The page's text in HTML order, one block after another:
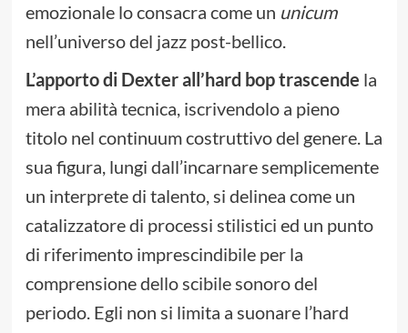
emozionale lo consacra come un unicum
nell’universo del jazz post-bellico.
L’apporto di Dexter all’hard bop trascende la
mera abilità tecnica, iscrivendolo a pieno
titolo nel continuum costruttivo del genere. La
sua figura, lungi dall’incarnare semplicemente
un interprete di talento, si delinea come un
catalizzatore di processi stilistici ed un punto
di riferimento imprescindibile per la
comprensione dello scibile sonoro del
periodo. Egli non si limita a suonare l’hard